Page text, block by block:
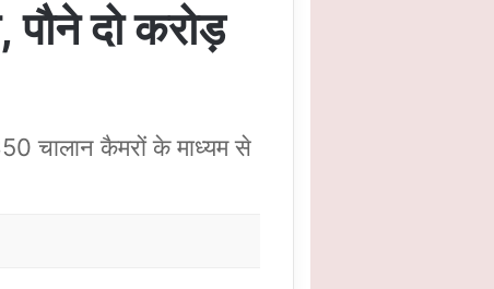
दो करोड़
चालान कैमरों के माध्यम से